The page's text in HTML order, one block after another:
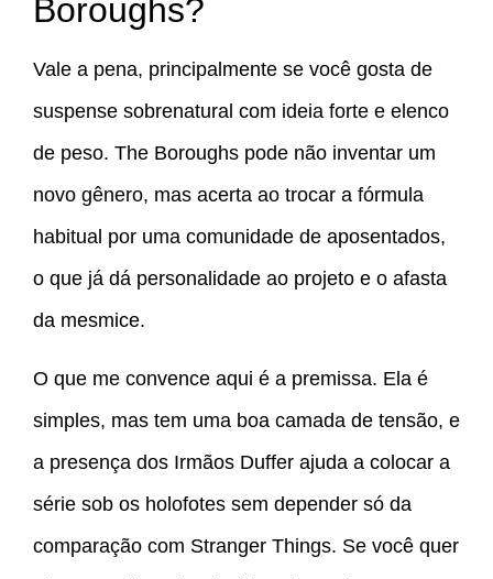
Boroughs?
Vale a pena, principalmente se você gosta de
suspense sobrenatural com ideia forte e elenco
de peso. The Boroughs pode não inventar um
novo gênero, mas acerta ao trocar a fórmula
habitual por uma comunidade de aposentados,
o que já dá personalidade ao projeto e o afasta
da mesmice.
O que me convence aqui é a premissa. Ela é
simples, mas tem uma boa camada de tensão, e
a presença dos Irmãos Duffer ajuda a colocar a
série sob os holofotes sem depender só da
comparação com Stranger Things. Se você quer